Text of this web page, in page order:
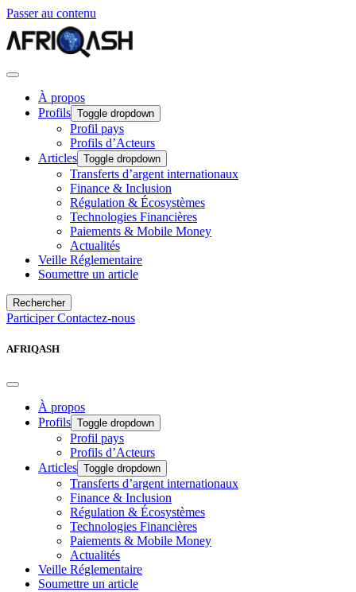
Passer au contenu
À propos
Profils Toggle dropdown
Profil pays
Profils d’Acteurs
Articles Toggle dropdown
Transferts d’argent internationaux
Finance & Inclusion
Régulation & Écosystèmes
Technologies Financières
Paiements & Mobile Money
Actualités
Veille Réglementaire
Soumettre un article
Rechercher
ParticiperContactez-nous
AFRIQASH
À propos
Profils Toggle dropdown
Profil pays
Profils d’Acteurs
Articles Toggle dropdown
Transferts d’argent internationaux
Finance & Inclusion
Régulation & Écosystèmes
Technologies Financières
Paiements & Mobile Money
Actualités
Veille Réglementaire
Soumettre un article